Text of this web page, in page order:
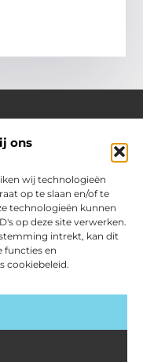
ons
wij technologieën
op te slaan en/of te
technologieën kunnen
op deze site verwerken.
intrekt, kan dit
functies en
cookiebeleid.
vakantietips
en artikelen
verrassende
en makkelijker